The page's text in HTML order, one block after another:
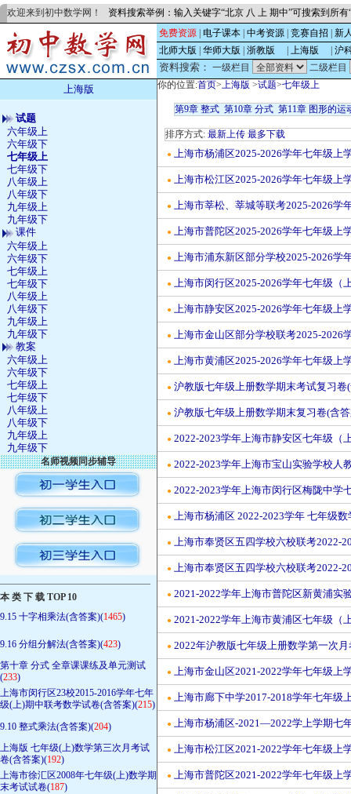
欢迎来到初中数学网！ 资料搜索举例：输入关键字“北京 八 上 期中”可搜索到所
免费资源 电子课本 中考资源 竞赛自招
新
北师大版
华师大版 浙教版 上海版 沪
资料搜索： 一级栏目 二级栏目
上海版
试题
六年级上
六年级下
七年级上
七年级下
八年级上
八年级下
九年级上
九年级下
课件
六年级上
六年级下
七年级上
七年级下
八年级上
八年级下
九年级上
九年级下
教案
六年级上
六年级下
七年级上
七年级下
八年级上
八年级下
九年级上
九年级下
名师视频同步辅导
————————————————
本 类 下 载 TOP 10
9.15 十字相乘法(含答案)(1465)
9.16 分组分解法(含答案)(423)
第十章 分式 全章课课练及单元测试
(233)
上海市闵行区23校2015-2016学年七年
级(上)期中联考数学试卷(含答案)(215)
9.10 整式乘法(含答案)(204)
上海版 七年级(上)数学第三次月考试
卷(含答案)(192)
上海市徐汇区2008年七年级(上)数学期
末考试试卷(187)
你的位置:首页>上海版 >试题>七年级上
第9章 整式 第10章 分式 第11章 图形的运
排序方式: 最新上传 最多下载
● 上海市杨浦区2025-2026学年七年级上
● 上海市松江区2025-2026学年七年级上
● 上海市莘松、莘城等联考2025-2026学
● 上海市普陀区2025-2026学年七年级上
● 上海市浦东新区部分学校2025-2026学
● 上海市闵行区2025-2026学年七年级（
● 上海市静安区2025-2026学年七年级上
● 上海市金山区部分学校联考2025-2026
● 上海市黄浦区2025-2026学年七年级上
● 沪教版七年级上册数学期末考试复习卷
● 沪教版七年级上册数学期末复习卷(含
● 2022-2023学年上海市静安区七年级（
● 2022-2023学年上海市宝山实验学校人
● 2022-2023学年上海市闵行区梅陇中学
● 上海市杨浦区 2022-2023学年 七年级
● 上海市奉贤区五四学校六校联考2022-
● 上海市奉贤区五四学校六校联考2022-
● 2021-2022学年上海市普陀区新黄浦实
● 2021-2022学年上海市黄浦区七年级（
● 2022年沪教版七年级上册数学第一次
● 上海市金山区2021-2022学年七年级上
● 上海市廊下中学2017-2018学年七年级
● 上海市杨浦区-2021—2022学上学期七
● 上海市松江区2021-2022学年七年级上
● 上海市普陀区2021-2022学年七年级上